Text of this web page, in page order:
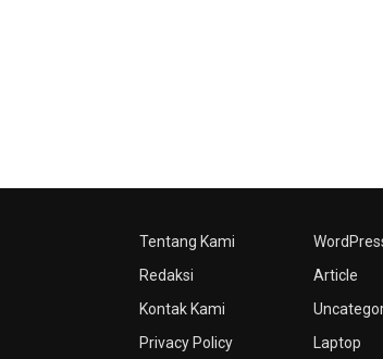
Tentang Kami
Redaksi
Kontak Kami
Privacy Policy
Article
Laptop